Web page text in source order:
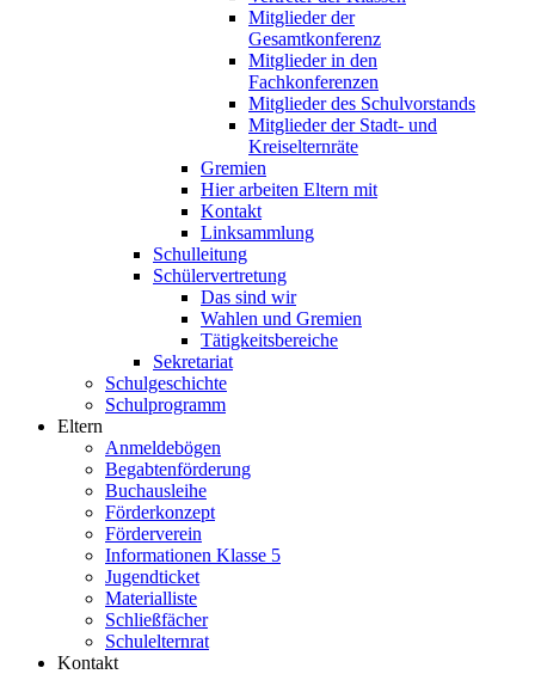
Mitglieder der
Gesamtkonferenz
Mitglieder in den
Fachkonferenzen
Mitglieder des Schulvorstands
Mitglieder der Stadt- und
Kreiselternräte
Gremien
Hier arbeiten Eltern mit
Kontakt
Linksammlung
Schulleitung
Schülervertretung
Das sind wir
Wahlen und Gremien
Tätigkeitsbereiche
Sekretariat
Schulgeschichte
Schulprogramm
Eltern
Anmeldebögen
Begabtenförderung
Buchausleihe
Förderkonzept
Förderverein
Informationen Klasse 5
Jugendticket
Materialliste
Schließfächer
Schulelternrat
Kontakt